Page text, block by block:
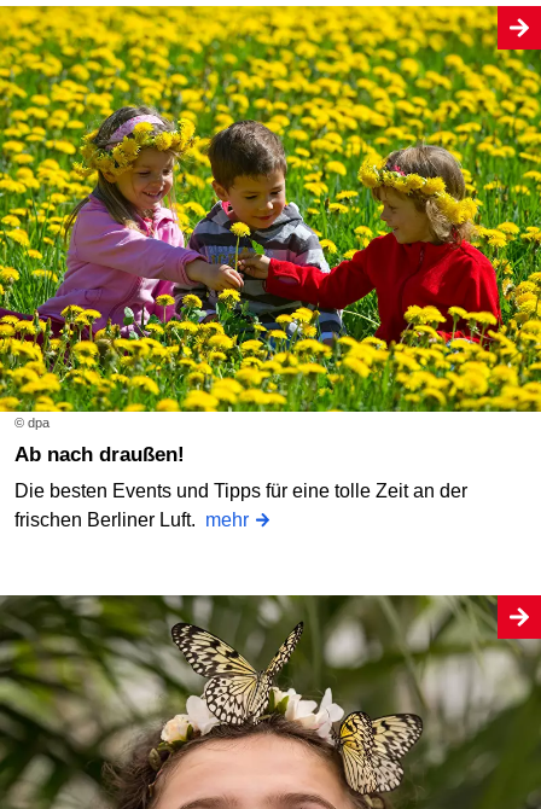
© dpa
Ab nach draußen!
Die besten Events und Tipps für eine tolle Zeit an der
frischen Berliner Luft. mehr